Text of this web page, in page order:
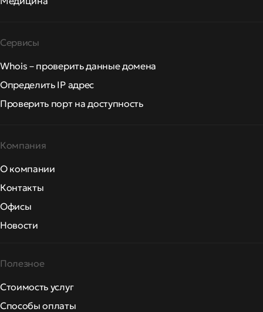
Сервисы
Whois – проверить данные домена
Определить IP адрес
Проверить порт на доступность
Компания
О компании
Контакты
Офисы
Новости
Полезное
Стоимость услуг
Способы оплаты